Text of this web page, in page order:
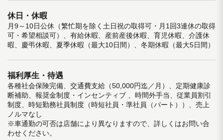
休日・休暇
月9～10日公休（繁忙期を除く土日祝の取得可・月1回3連休の取得
可・希望相談可）、有給休暇、産前産後休暇、育児休暇、介護休
暇、慶弔休暇、夏季休暇（最大10日間）、冬期休暇（最大5日間）
福利厚生・待遇
各種社会保険完備、交通費支給（50,000円迄／月）、定期健康診
断補助、報奨金制度・インセンティブ 、時間外手当、従業員割引
制度、時短勤務社員制度（時短社員・準社員（パート））、売上
ノルマなし
※車通勤の可否は店舗により異なりますので、詳しくはお問い合
わせください。